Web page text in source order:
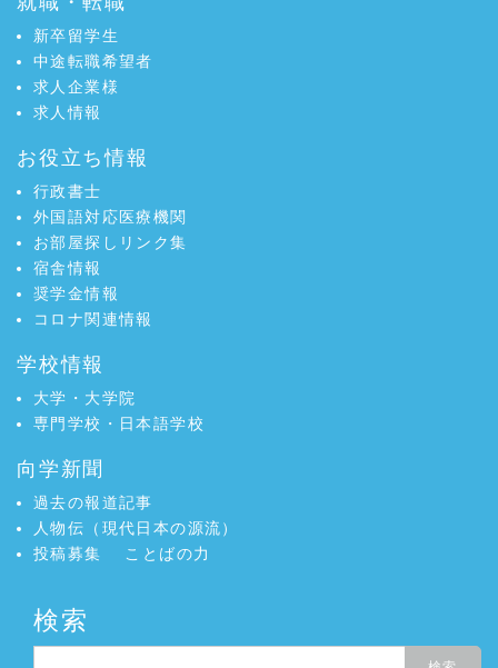
新卒留学生
中途転職希望者
求人企業様
求人情報
お役立ち情報
行政書士
外国語対応医療機関
お部屋探しリンク集
宿舎情報
奨学金情報
コロナ関連情報
学校情報
大学・大学院
専門学校・日本語学校
向学新聞
過去の報道記事
人物伝（現代日本の源流）
投稿募集
ことばの力
検索